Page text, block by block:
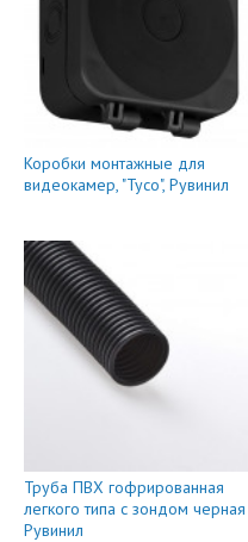
Коробки монтажные для
видеокамер, "Тусо", Рувинил
Труба ПВХ гофрированная
легкого типа с зондом черная
Рувинил